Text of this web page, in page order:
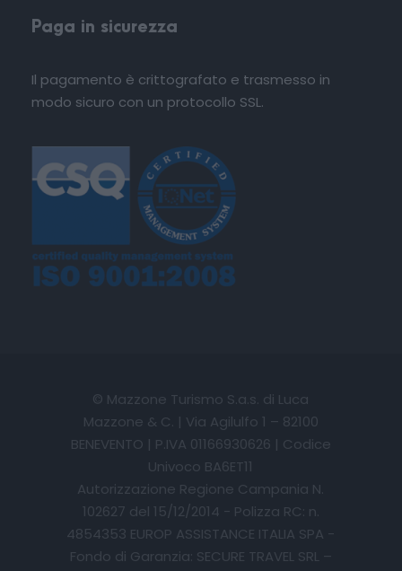
Paga in sicurezza
Il pagamento è crittografato e trasmesso in
modo sicuro con un protocollo SSL.
© Mazzone Turismo S.a.s. di Luca
Mazzone & C. | Via Agilulfo 1 – 82100
BENEVENTO | P.IVA 01166930626 | Codice
Univoco BA6ET11
Autorizzazione Regione Campania N.
102627 del 15/12/2014 - Polizza RC: n.
4854353 EUROP ASSISTANCE ITALIA SPA -
Fondo di Garanzia: SECURE TRAVEL SRL –